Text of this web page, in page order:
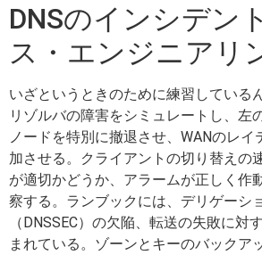
DNSのインシデン
ス・エンジニアリ
いざというときのために練習している
リゾルバの障害をシミュレートし、左
ノードを特別に撤退させ、WANのレイ
加させる。クライアントの切り替えの
が適切かどうか、アラームが正しく作
察する。ランブックには、デリゲーシ
（DNSSEC）の欠陥、転送の失敗に対
まれている。ゾーンとキーのバックア